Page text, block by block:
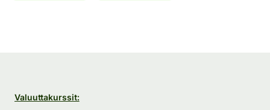
Valuuttakurssit: